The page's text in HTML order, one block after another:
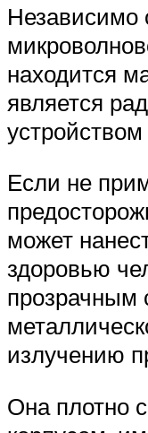
Независимо
находится
является
устройством
Если не
может
здоровью
прозрачным
излучению
Она плотно